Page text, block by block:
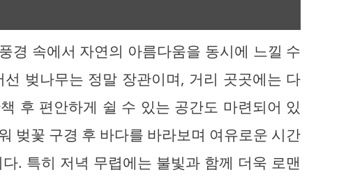
경 속에서 자연의 아름다움을 동시에 느낄 수
벚나무는 정말 장관이며, 거리 곳곳에는 다
후 편안하게 쉴 수 있는 공간도 마련되어 있
벚꽃 구경 후 바다를 바라보며 여유로운 시간
. 특히 저녁 무렵에는 불빛과 함께 더욱 로맨